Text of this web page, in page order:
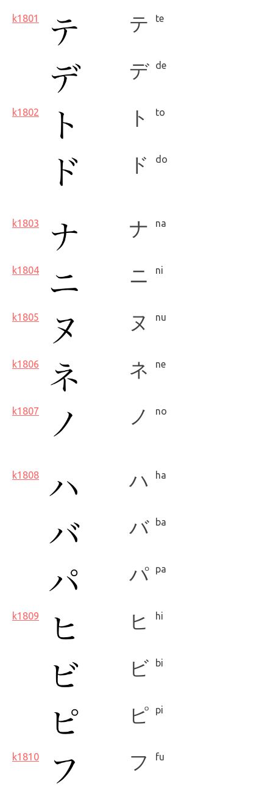
k1801 テ te
デ de
k1802 ト to
ド do
k1803 ナ na
k1804 ニ ni
k1805 ヌ nu
k1806 ネ ne
k1807 ノ no
k1808 ハ ha
バ ba
パ pa
k1809 ヒ hi
ビ bi
ピ pi
k1810 フ fu